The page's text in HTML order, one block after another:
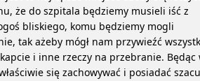
że do szpitala będziemy musieli iść z
bliskiego, komu będziemy mogli
tak ażeby mógł nam przywieźć
i inne rzeczy na przebranie. Będąc
się zachowywać i posiadać